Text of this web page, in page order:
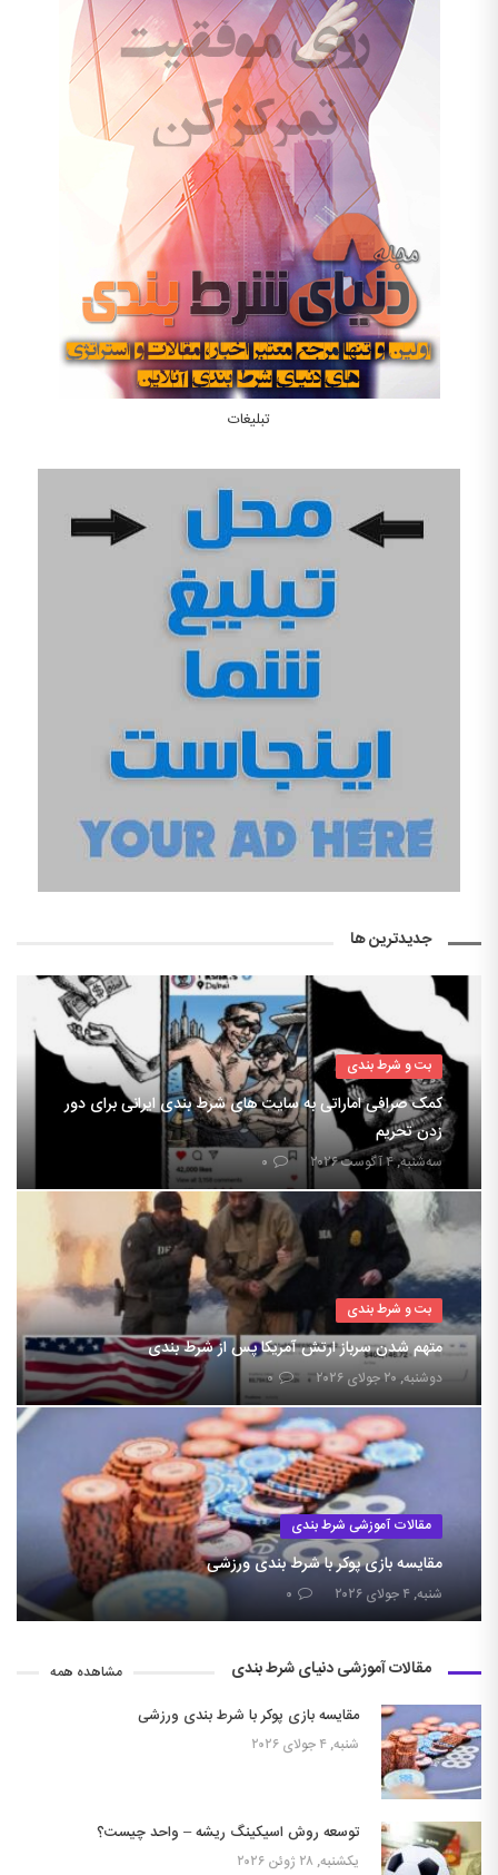
تبلیغات
جدیدترین ها
بت و شرط بندی
کمک صرافی اماراتی به سایت های شرط بندی ایرانی برای دور
زدن تحریم
سه‌شنبه, ۴ آگوست ۲۰۲۶ ۰
بت و شرط بندی
متهم شدن سرباز ارتش آمریکا پس از شرط بندی
دوشنبه, ۲۰ جولای ۲۰۲۶ ۰
مقالات آموزشی شرط بندی
مقایسه بازی پوکر با شرط بندی ورزشی
شنبه, ۴ جولای ۲۰۲۶ ۰
مقالات آموزشی دنیای شرط بندی مشاهده همه
مقایسه بازی پوکر با شرط بندی ورزشی
شنبه, ۴ جولای ۲۰۲۶
توسعه روش اسیکینگ ریشه – واحد چیست؟
یکشنبه, ۲۸ ژوئن ۲۰۲۶